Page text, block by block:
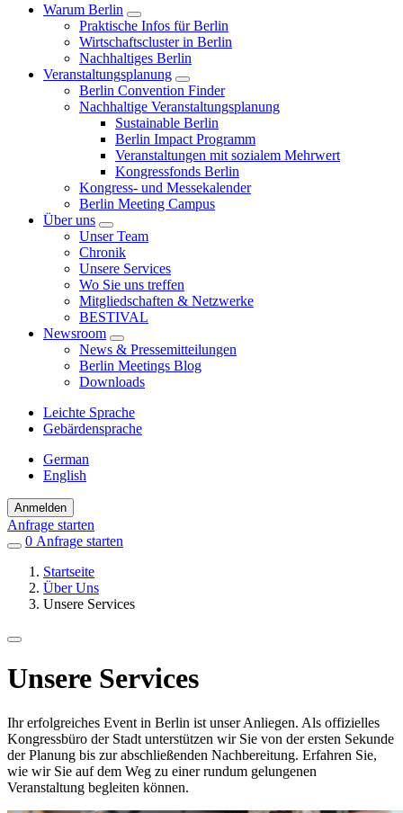
Warum Berlin
Praktische Infos für Berlin
Wirtschaftscluster in Berlin
Nachhaltiges Berlin
Veranstaltungsplanung
Berlin Convention Finder
Nachhaltige Veranstaltungsplanung
Sustainable Berlin
Berlin Impact Programm
Veranstaltungen mit sozialem Mehrwert
Kongressfonds Berlin
Kongress- und Messekalender
Berlin Meeting Campus
Über uns
Unser Team
Chronik
Unsere Services
Wo Sie uns treffen
Mitgliedschaften & Netzwerke
BESTIVAL
Newsroom
News & Pressemitteilungen
Berlin Meetings Blog
Downloads
Leichte Sprache
Gebärdensprache
German
English
Anmelden
Anfrage starten
0 Einträge
Favoriten
Anfrage starten
Startseite
Über Uns
Unsere Services
Unsere Services
Ihr erfolgreiches Event in Berlin ist unser Anliegen. Als offizielles
Kongressbüro der Stadt unterstützen wir Sie von der ersten Sekunde
der Planung bis zur abschließenden Nachbereitung. Erfahren Sie,
wie wir Sie auf dem Weg zu einer rundum gelungenen
Veranstaltung begleiten können.